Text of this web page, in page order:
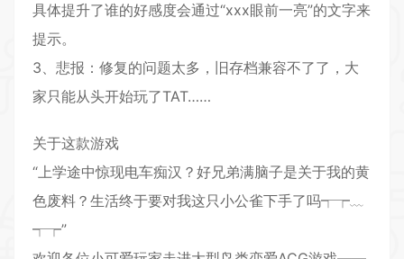
具体提升了谁的好感度会通过“xxx眼前一亮”的文字来
提示。
3、悲报：修复的问题太多，旧存档兼容不了了，大
家只能从头开始玩了TAT……
关于这款游戏
“上学途中惊现电车痴汉？好兄弟满脑子是关于我的黄
色废料？生活终于要对我这只小公雀下手了吗┭┮﹏
┭┮”